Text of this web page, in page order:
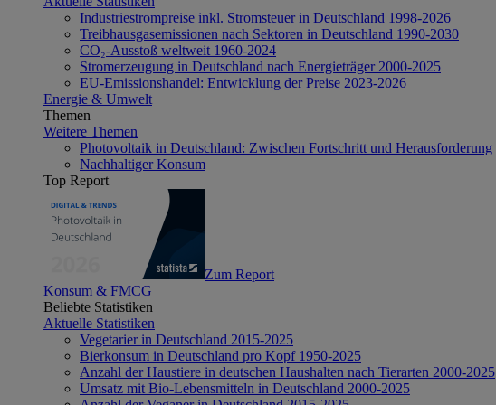
Industriestrompreise inkl. Stromsteuer in Deutschland 1998-2026
Treibhausgasemissionen nach Sektoren in Deutschland 1990-2030
CO₂-Ausstoß weltweit 1960-2024
Stromerzeugung in Deutschland nach Energieträger 2000-2025
EU-Emissionshandel: Entwicklung der Preise 2023-2026
Energie & Umwelt
Themen
Weitere Themen
Photovoltaik in Deutschland: Zwischen Fortschritt und Herausforderung
Nachhaltiger Konsum
Top Report
Zum Report
Konsum & FMCG
Beliebte Statistiken
Aktuelle Statistiken
Vegetarier in Deutschland 2015-2025
Bierkonsum in Deutschland pro Kopf 1950-2025
Anzahl der Haustiere in deutschen Haushalten nach Tierarten 2000-2025
Umsatz mit Bio-Lebensmitteln in Deutschland 2000-2025